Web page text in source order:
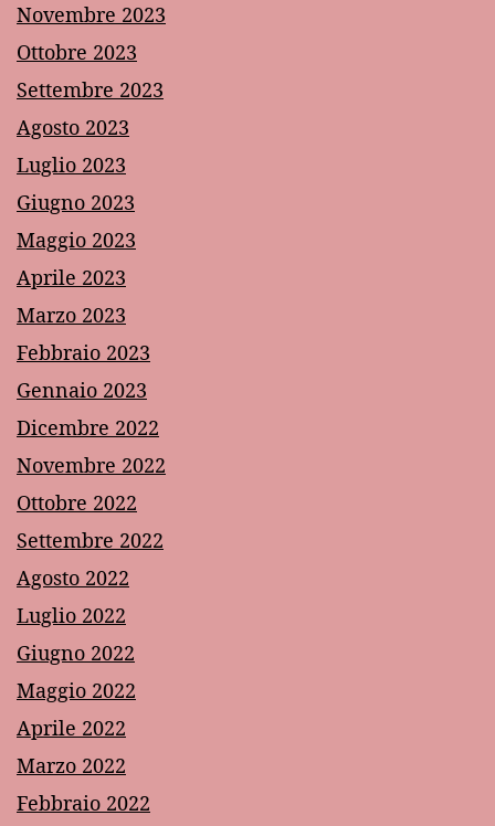
Novembre 2023
Ottobre 2023
Settembre 2023
Agosto 2023
Luglio 2023
Giugno 2023
Maggio 2023
Aprile 2023
Marzo 2023
Febbraio 2023
Gennaio 2023
Dicembre 2022
Novembre 2022
Ottobre 2022
Settembre 2022
Agosto 2022
Luglio 2022
Giugno 2022
Maggio 2022
Aprile 2022
Marzo 2022
Febbraio 2022